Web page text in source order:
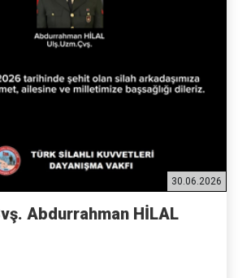
30.06.2026
Abdurrahman HİLAL